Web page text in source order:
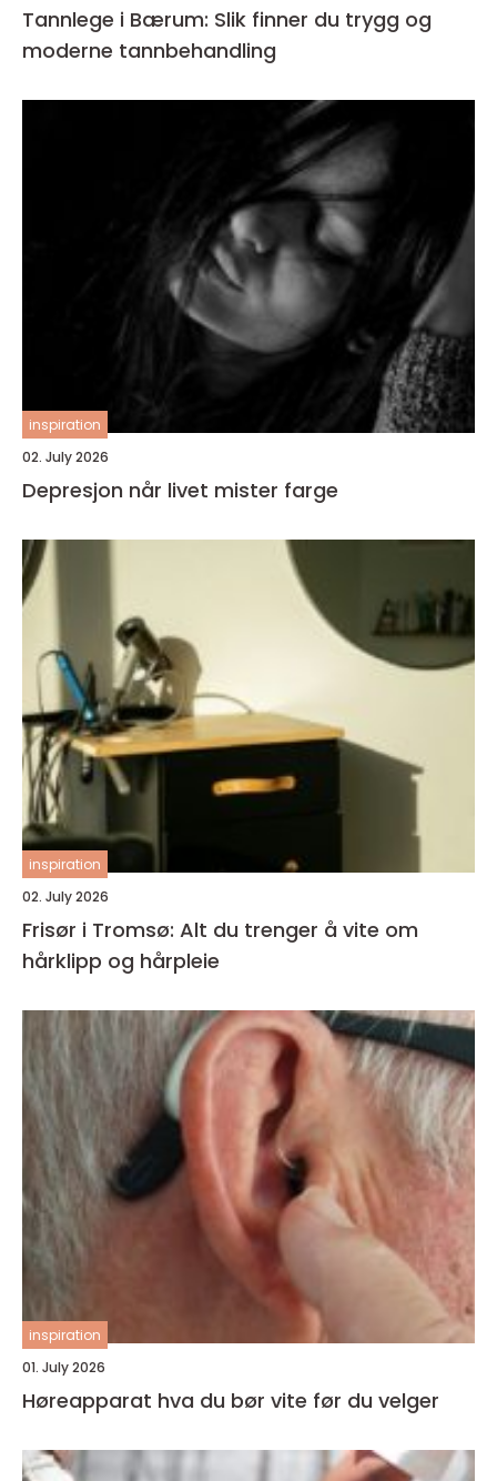
Tannlege i Bærum: Slik finner du trygg og
moderne tannbehandling
inspiration
02. July 2026
Depresjon når livet mister farge
inspiration
02. July 2026
Frisør i Tromsø: Alt du trenger å vite om
hårklipp og hårpleie
inspiration
01. July 2026
Høreapparat hva du bør vite før du velger